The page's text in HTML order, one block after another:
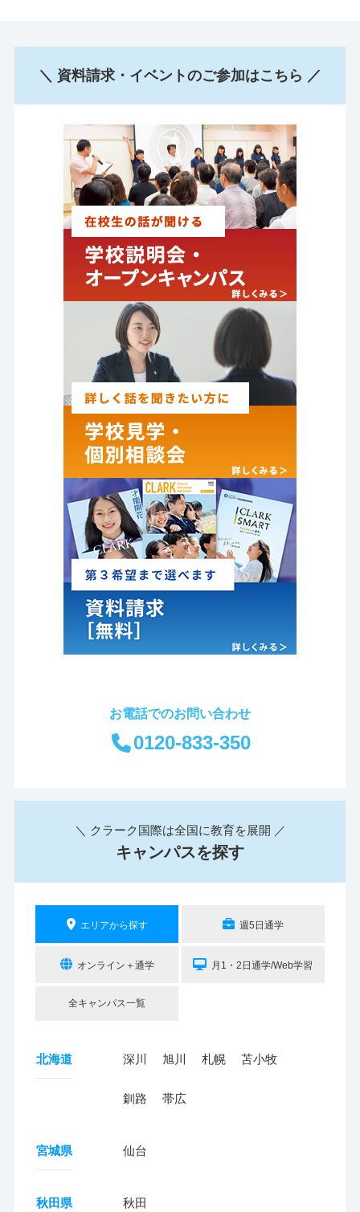
＼ 資料請求・イベントのご参加はこちら ／
お電話でのお問い合わせ
0120-833-350
＼ クラーク国際は全国に教育を展開 ／
キャンパスを探す
エリアから探す 週5日通学
オンライン＋通学 月1・2日通学/Web学習
全キャンパス一覧
北海道 深川 旭川 札幌 苫小牧
釧路 帯広
宮城県 仙台
秋田県 秋田